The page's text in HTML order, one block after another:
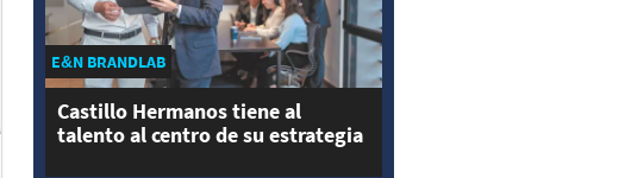
E&N BRANDLAB
Castillo Hermanos tiene al
talento al centro de su estrategia